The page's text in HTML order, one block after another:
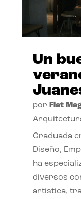
Un
por Flat
Graduada
Diseño,
ha
diversos
artística,